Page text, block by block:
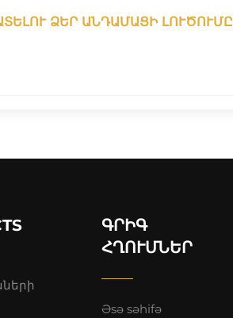
ՁԵՐ ԱՆԴԱՄԱՑԻ ԼՈՒԾՈՒՄԸ
ԳՐԻԳ
ՀՂՈՒՄՆԵՐ
Əsə səhifə